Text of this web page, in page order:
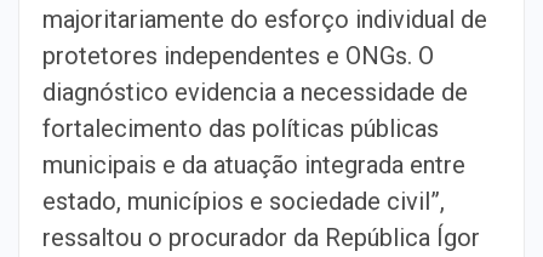
majoritariamente do esforço individual de
protetores independentes e ONGs. O
diagnóstico evidencia a necessidade de
fortalecimento das políticas públicas
municipais e da atuação integrada entre
estado, municípios e sociedade civil”,
ressaltou o procurador da República Ígor